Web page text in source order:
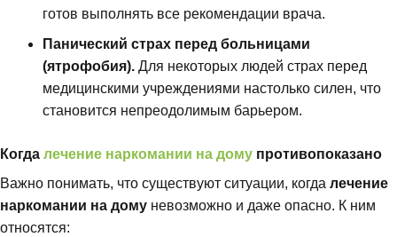
готов выполнять все рекомендации врача.
Панический страх перед больницами
(ятрофобия). Для некоторых людей страх перед
медицинскими учреждениями настолько силен, что
становится непреодолимым барьером.
Когда лечение наркомании на дому противопоказано
Важно понимать, что существуют ситуации, когда лечение
наркомании на дому невозможно и даже опасно. К ним
относятся: